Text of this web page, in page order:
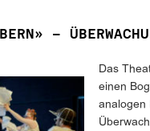
–
Das
einen
analogen